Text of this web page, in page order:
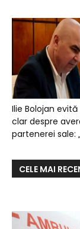
Ilie Bolojan
clar despre
partenerei sale:
CELE MAI